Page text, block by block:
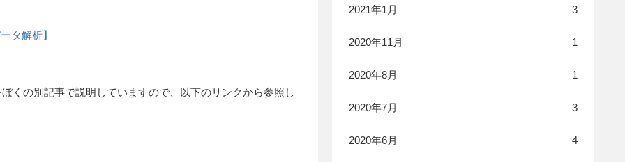
タ解析】
くの別記事で説明していますので、以下のリンクから参照し
2021年1月 3
2020年11月 1
2020年8月 1
2020年7月 3
2020年6月 4